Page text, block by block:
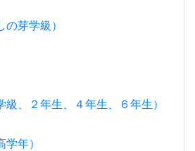
芽学級）
、２年生、４年生、６年生）
年）